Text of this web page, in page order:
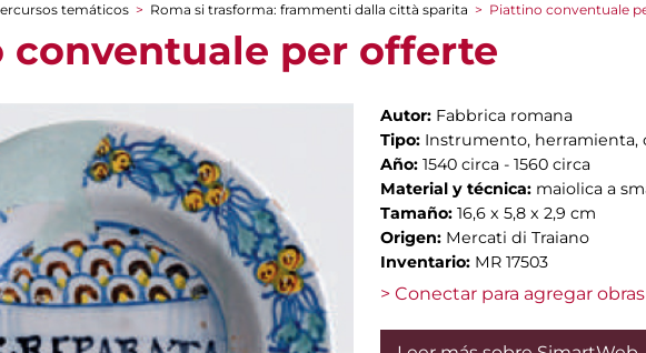
temáticos > Roma si trasforma: frammenti dalla città sparita > Piattino conventuale
conventuale per offerte
Autor: Fabbrica romana
Tipo: Instrumento, herramienta,
Año: 1540 circa - 1560 circa
Material y técnica: maiolica a
Tamaño: 16,6 x 5,8 x 2,9 cm
Origen: Mercati di Traiano
Inventario: MR 17503
> Conectar para agregar